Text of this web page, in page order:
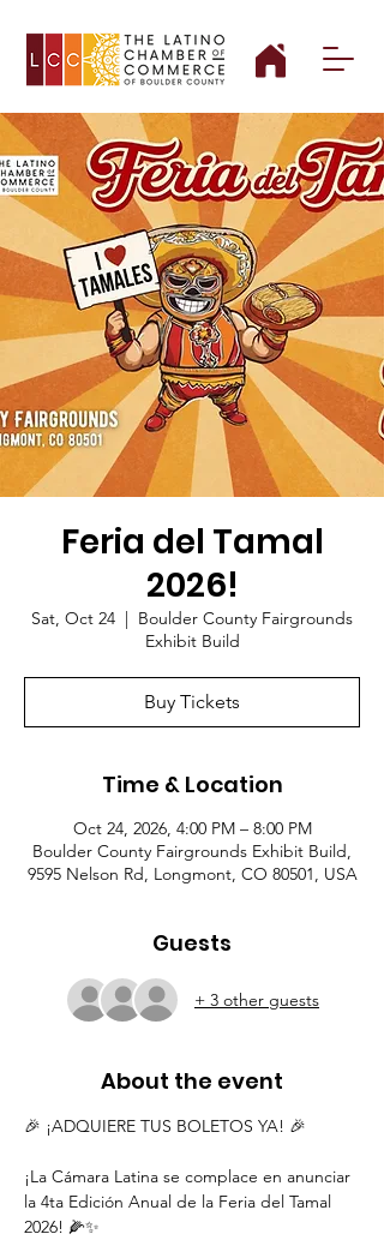
Feria del Tamal
2026!
Sat, Oct 24
  |
Boulder County Fairgrounds
Exhibit Build
Buy Tickets
Time & Location
Oct 24, 2026, 4:00 PM – 8:00 PM
Boulder County Fairgrounds Exhibit Build,
9595 Nelson Rd, Longmont, CO 80501, USA
Guests
+ 3 other guests
About the event
🎉 ¡ADQUIERE TUS BOLETOS YA! 🎉
¡La Cámara Latina se complace en anunciar
la 4ta Edición Anual de la Feria del Tamal
2026! 🌽✨